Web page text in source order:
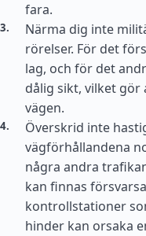
fara.
Närma dig inte
rörelser. För det
lag, och för det
dålig sikt, vilket gör
vägen.
Överskrid inte
vägförhållandena
några andra
kan finnas
kontrollstationer
hinder kan orsaka